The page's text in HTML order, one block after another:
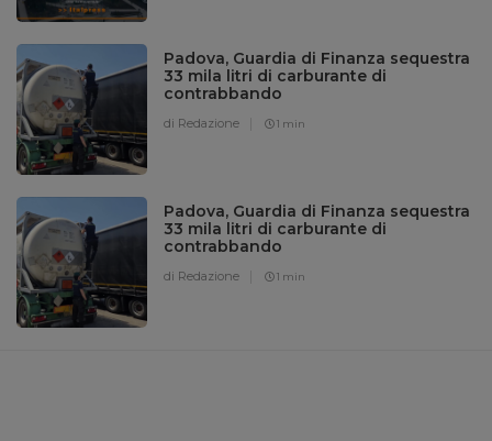
Padova, Guardia di Finanza sequestra
33 mila litri di carburante di
contrabbando
di Redazione 1 min
Padova, Guardia di Finanza sequestra
33 mila litri di carburante di
contrabbando
di Redazione 1 min